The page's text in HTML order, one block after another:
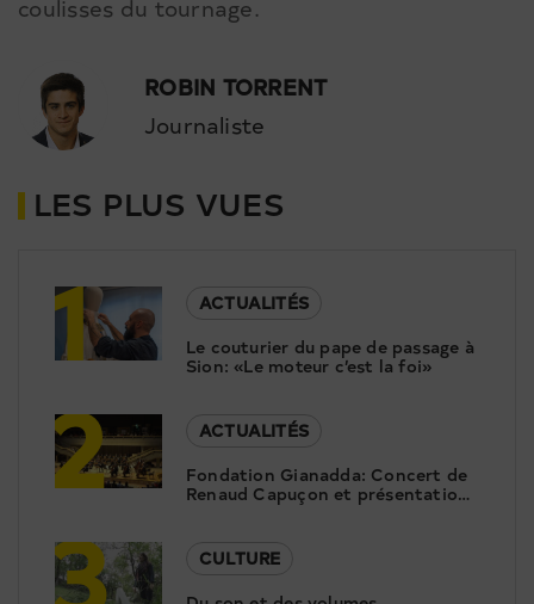
coulisses du tournage.
ROBIN TORRENT
Journaliste
LES PLUS VUES
1
ACTUALITÉS
Le couturier du pape de passage à
Sion: «Le moteur c’est la foi»
2
ACTUALITÉS
Fondation Gianadda: Concert de
Renaud Capuçon et présentation
de la nouvelle saison
3
CULTURE